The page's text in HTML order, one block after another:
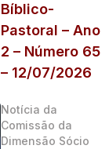
Bíblico-
Pastoral – Ano
2 – Número 65
– 12/07/2026
Notícia da
Comissão da
Dimensão Sócio